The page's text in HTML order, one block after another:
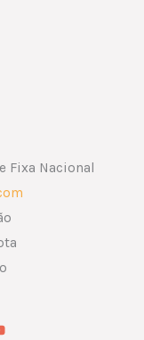
Fixa Nacional